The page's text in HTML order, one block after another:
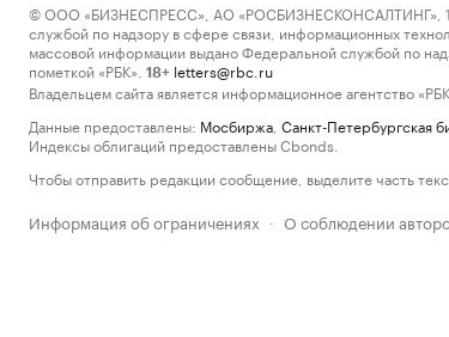
© ООО «БИЗНЕСПРЕСС», АО «РОСБИЗНЕСКОНСАЛТИНГ»,
службой по надзору в сфере связи, информационных
массовой информации выдано Федеральной службой по
пометкой «РБК».
18+ letters@rbc.ru
Владельцем сайта является информационное агентство
Данные предоставлены: Мосбиржа Санкт-Петербургская
Индексы облигаций предоставлены Cbonds.
Чтобы отправить редакции сообщение, выделите часть
Информация об ограничениях · О соблюдении